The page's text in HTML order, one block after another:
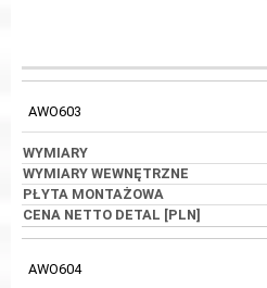
AWO603
AWO604